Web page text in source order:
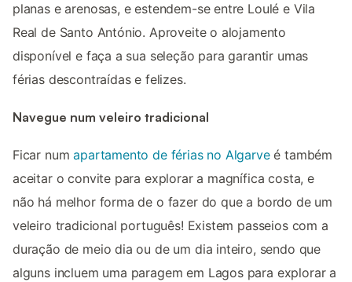
planas e arenosas, e estendem-se entre Loulé e Vila
Real de Santo António. Aproveite o alojamento
disponível e faça a sua seleção para garantir umas
férias descontraídas e felizes.
Navegue num veleiro tradicional
Ficar numapartamento de férias no Algarveé também
aceitar o convite para explorar a magnífica costa, e
não há melhor forma de o fazer do que a bordo de um
veleiro tradicional português! Existem passeios com a
duração de meio dia ou de um dia inteiro, sendo que
alguns incluem uma paragem em Lagos para explorar a